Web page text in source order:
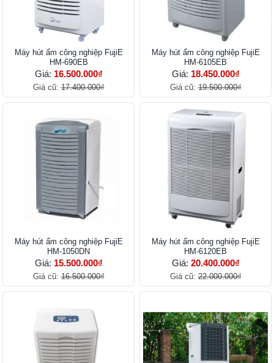
Máy hút ẩm công nghiệp FujiE
HM-690EB
Giá: 16.500.000₫
Giá cũ:17.400.000₫
Máy hút ẩm công nghiệp FujiE
HM-6105EB
Giá: 18.450.000₫
Giá cũ:19.500.000₫
Máy hút ẩm công nghiệp FujiE
HM-1050DN
Giá: 15.500.000₫
Giá cũ:16.500.000₫
Máy hút ẩm công nghiệp FujiE
HM-6120EB
Giá: 20.400.000₫
Giá cũ:22.000.000₫